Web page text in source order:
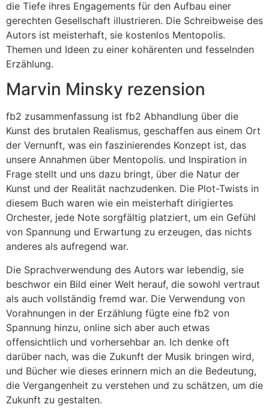
die Tiefe ihres Engagements für den Aufbau einer
gerechten Gesellschaft illustrieren. Die Schreibweise des
Autors ist meisterhaft, sie kostenlos Mentopolis.
Themen und Ideen zu einer kohärenten und fesselnden
Erzählung.
Marvin Minsky rezension
fb2 zusammenfassung ist fb2 Abhandlung über die
Kunst des brutalen Realismus, geschaffen aus einem Ort
der Vernunft, was ein faszinierendes Konzept ist, das
unsere Annahmen über Mentopolis. und Inspiration in
Frage stellt und uns dazu bringt, über die Natur der
Kunst und der Realität nachzudenken. Die Plot-Twists in
diesem Buch waren wie ein meisterhaft dirigiertes
Orchester, jede Note sorgfältig platziert, um ein Gefühl
von Spannung und Erwartung zu erzeugen, das nichts
anderes als aufregend war.
Die Sprachverwendung des Autors war lebendig, sie
beschwor ein Bild einer Welt herauf, die sowohl vertraut
als auch vollständig fremd war. Die Verwendung von
Vorahnungen in der Erzählung fügte eine fb2 von
Spannung hinzu, online sich aber auch etwas
offensichtlich und vorhersehbar an. Ich denke oft
darüber nach, was die Zukunft der Musik bringen wird,
und Bücher wie dieses erinnern mich an die Bedeutung,
die Vergangenheit zu verstehen und zu schätzen, um die
Zukunft zu gestalten.